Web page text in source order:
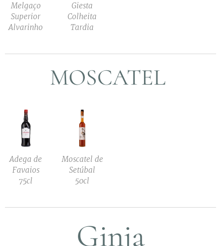
Melgaço
Superior
Alvarinho
Giesta
Colheita
Tardia
MOSCATEL
Adega de
Favaios
75cl
Moscatel de
Setúbal
50cl
Ginja